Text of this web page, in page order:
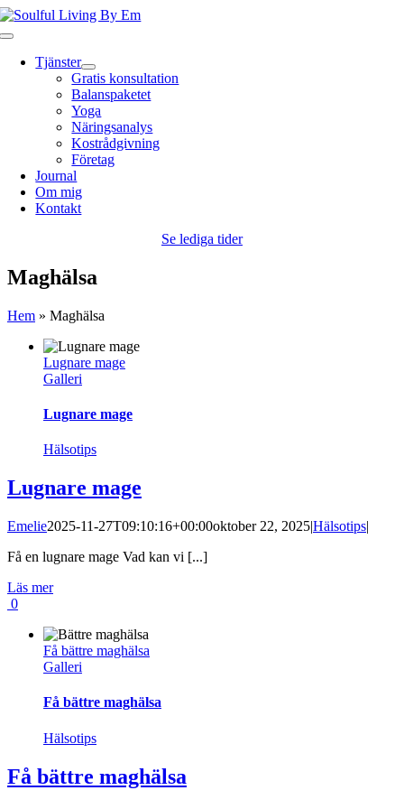
Fortsätt
till
Toggle
NavigationTjänster
Gratis konsultation
Balanspaketet
Yoga
Näringsanalys
Kostrådgivning
Företag
Journal
Om mig
Kontakt
Se lediga tider
Maghälsa
Hem » Maghälsa
Lugnare mage
Galleri
Lugnare mage
Hälsotips
Lugnare mage
Emelie2025-11-27T09:10:16+00:00oktober 22, 2025|Hälsotips|
Få en lugnare mage Vad kan vi [...]
Läs mer
0
Få bättre maghälsa
Galleri
Få bättre maghälsa
Hälsotips
Få bättre maghälsa